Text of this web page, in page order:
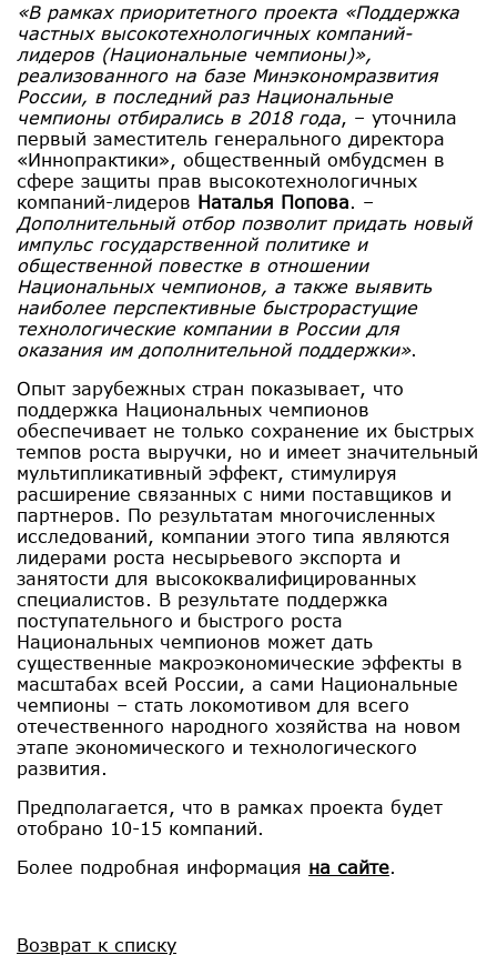
«В рамках приоритетного проекта «Поддержка
частных высокотехнологичных компаний-
лидеров (Национальные чемпионы)»,
реализованного на базе Минэкономразвития
России, в последний раз Национальные
чемпионы отбирались в 2018 года, – уточнила
первый заместитель генерального директора
«Иннопрактики», общественный омбудсмен в
сфере защиты прав высокотехнологичных
компаний-лидеров Наталья Попова. –
Дополнительный отбор позволит придать новый
импульс государственной политике и
общественной повестке в отношении
Национальных чемпионов, а также выявить
наиболее перспективные быстрорастущие
технологические компании в России для
оказания им дополнительной поддержки».
Опыт зарубежных стран показывает, что
поддержка Национальных чемпионов
обеспечивает не только сохранение их быстрых
темпов роста выручки, но и имеет значительный
мультипликативный эффект, стимулируя
расширение связанных с ними поставщиков и
партнеров. По результатам многочисленных
исследований, компании этого типа являются
лидерами роста несырьевого экспорта и
занятости для высококвалифицированных
специалистов. В результате поддержка
поступательного и быстрого роста
Национальных чемпионов может дать
существенные макроэкономические эффекты в
масштабах всей России, а сами Национальные
чемпионы – стать локомотивом для всего
отечественного народного хозяйства на новом
этапе экономического и технологического
развития.
Предполагается, что в рамках проекта будет
отобрано 10-15 компаний.
Более подробная информация на сайте.
Возврат к списку